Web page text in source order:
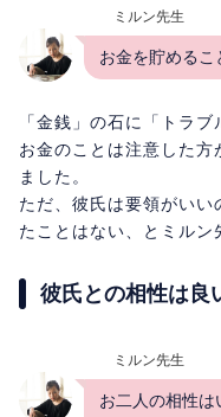
ミルン先生
お金を貯めるこ
「金銭」の石に「トラ
お金のことは注意した方
ました。
ただ、彼氏は要領がいい
たことはない、とミルン
彼氏との相性は良
ミルン先生
お二人の相性